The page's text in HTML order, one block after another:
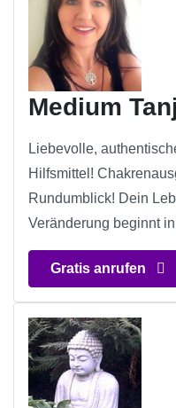
Medium
Liebevolle,
Hilfsmittel!
Rundumblick! Dein
Veränderung beginnt
Gratis anrufen